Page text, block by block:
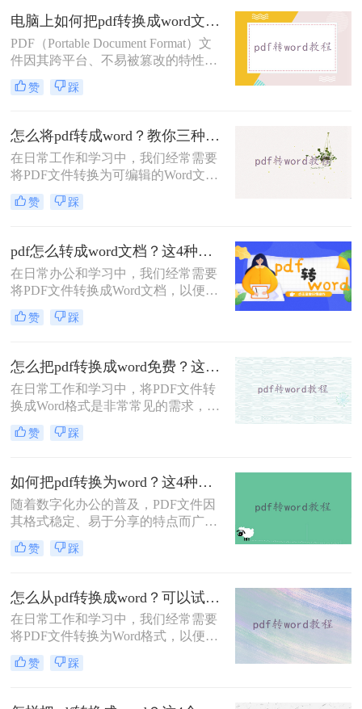
文档。那么pdf怎么免费转换成word文
档呢？本文将介绍三种免费将PDF转
换为Word文档的方法。
电脑上如何把pdf转换成word文档？试试这三个实用方法！
PDF（Portable Document Format）文
件因其跨平台、不易被篡改的特性而
广受欢迎，但在某些情况下，我们可
能需要将其转换为可编辑的Word文
文档呢？本文将介绍三种在电脑上将
PDF转换为Word文档的方法。
赞 踩
怎么将pdf转成word？教你三种方法转换！
在日常工作和学习中，我们经常需要
将PDF文件转换为可编辑的Word文
档，以便进行修改、编辑或进一步处
理。那么怎么将PDF转成Word呢？本
效方法，帮助你轻松完成PDF到Word
的转换。
赞 踩
pdf怎么转成word文档？这4种方法操作起来很简单！
在日常办公和学习中，我们经常需要
将PDF文件转换成Word文档，以便进
行编辑、修改或进一步处理。那么
PDF怎么转成Word文档呢？本文将介
方法，帮助你轻松完成PDF到Word的
转换。
赞 踩
怎么把pdf转换成word免费？这3个方法可以一试！
在日常工作和学习中，将PDF文件转
换成Word格式是非常常见的需求，尤
其是在需要编辑和修改文档内容时。
那么怎么把pdf转换成word免费呢？本
助您轻松完成PDF到Word的转换。
赞 踩
如何把pdf转换为word？这4种转换方法快来看！
随着数字化办公的普及，PDF文件因
其格式稳定、易于分享的特点而广泛
应用于各类文档的保存与传输。然
而，在需要对PDF文档进行编辑时，
首选。那么如何把pdf转换为word呢？
本文将介绍四种将PDF转换为Word的
方法。
赞 踩
怎么从pdf转换成word？可以试试这三个方法！
在日常工作和学习中，我们经常需要
将PDF文件转换为Word格式，以便于
编辑和修改。那么怎么从pdf转换成
word呢？本文将介绍三种将PDF转换
和适用场景，您可以根据自己的需求
赞 踩